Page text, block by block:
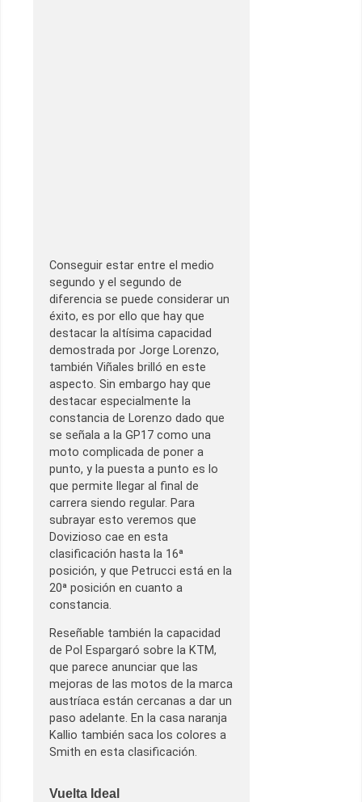
Conseguir estar entre el medio
segundo y el segundo de
diferencia se puede considerar un
éxito, es por ello que hay que
destacar la altísima capacidad
demostrada por Jorge Lorenzo,
también Viñales brilló en este
aspecto. Sin embargo hay que
destacar especialmente la
constancia de Lorenzo dado que
se señala a la GP17 como una
moto complicada de poner a
punto, y la puesta a punto es lo
que permite llegar al final de
carrera siendo regular. Para
subrayar esto veremos que
Dovizioso cae en esta
clasificación hasta la 16ª
posición, y que Petrucci está en la
20ª posición en cuanto a
constancia.
Reseñable también la capacidad
de Pol Espargaró sobre la KTM,
que parece anunciar que las
mejoras de las motos de la marca
austríaca están cercanas a dar un
paso adelante. En la casa naranja
Kallio también saca los colores a
Smith en esta clasificación.
Vuelta Ideal